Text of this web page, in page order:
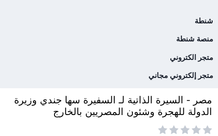
شنطة
منصة شنطة
متجر الكتروني
متجر إلكتروني مجاني
مصر - السيرة الذاتية لـ السفيرة سها جندي وزيرة
الدولة للهجرة وشئون المصريين بالخارج